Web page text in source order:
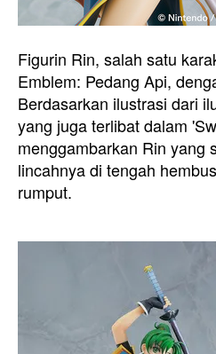
Figurin Rin, salah satu
Emblem: Pedang Api,
Berdasarkan ilustrasi dari
yang juga terlibat dalam
menggambarkan Rin yang
lincahnya di tengah
rumput.